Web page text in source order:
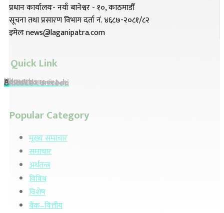
प्रधान कार्यालयः- नयाँ बानेश्वर - १०, काठमाडौँ
सूचना तथा प्रसारण विभाग दर्ता नं. ४६८७-२०८१/८२
इमेलः news@laganipatra.com
Quick Link
Home
About Us
Advertisement
Preeti To Unicode
Unicode To Preeti
Popular Category
मूख्य समाचार
समाचार
अर्थतन्त्र
विविध
विशेष
बैंक–वित्तीय